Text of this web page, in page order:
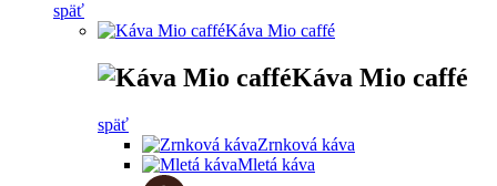
späť
Káva Mio caffé
Káva Mio caffé
späť
Zrnková káva
Mletá káva